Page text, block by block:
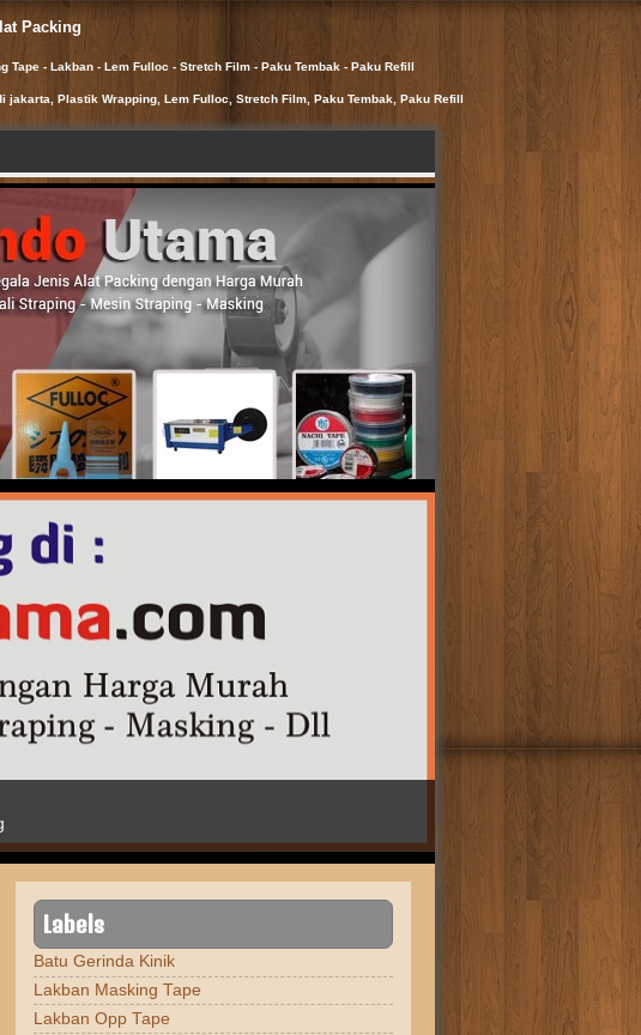
Packing
- Lakban - Lem Fulloc - Stretch Film - Paku Tembak - Paku Refill
Plastik Wrapping, Lem Fulloc, Stretch Film, Paku Tembak, Paku Refill
- Mesin Straping - Masking Tape - Lakban - Lem
Besi Stainless - Mesin Pneumatic - Mesin Liquid Filler
dll
Labels
Batu Gerinda Kinik
Lakban Masking Tape
Lakban Opp Tape